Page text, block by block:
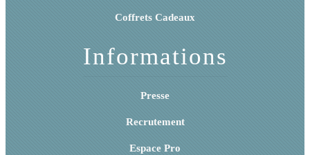
Coffrets Cadeaux
Informations
Presse
Recrutement
Espace Pro